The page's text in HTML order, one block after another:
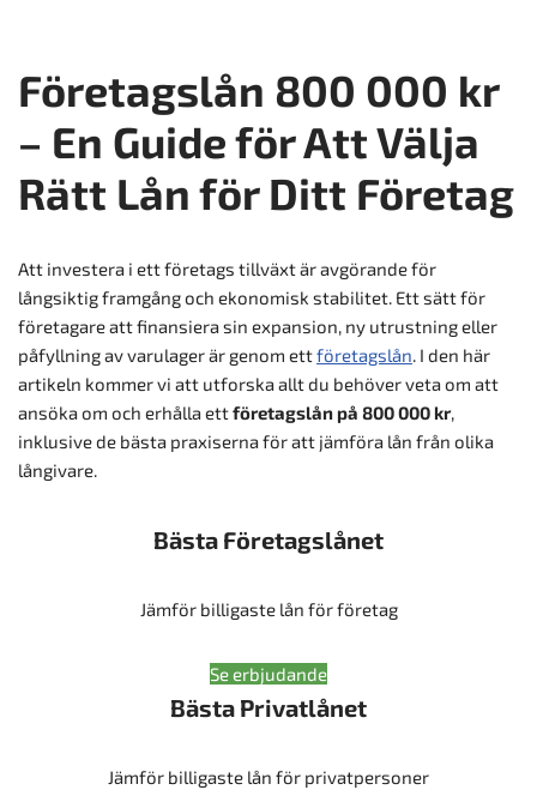
Företagslån 800 000 kr
– En Guide för Att Välja
Rätt Lån för Ditt Företag
Att investera i ett företags tillväxt är avgörande för
långsiktig framgång och ekonomisk stabilitet. Ett sätt för
företagare att finansiera sin expansion, ny utrustning eller
påfyllning av varulager är genom ettföretagslån. I den här
artikeln kommer vi att utforska allt du behöver veta om att
ansöka om och erhålla ettföretagslån på 800 000 kr,
inklusive de bästa praxiserna för att jämföra lån från olika
långivare.
Bästa Företagslånet
Jämför billigaste lån för företag
Se erbjudande
Bästa Privatlånet
Jämför billigaste lån för privatpersoner